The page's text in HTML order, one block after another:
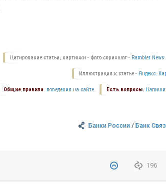
Цитирование статьи, картинки - фото скриншот - Rambler News
Иллюстрация к статье - Яндекс.
Есть вопросы.
Общие правила поведения на сайте.
Банки России /Банк
196